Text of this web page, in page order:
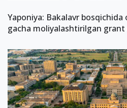
Yaponiya: Bakalavr bosqichida
gacha moliyalashtirilgan